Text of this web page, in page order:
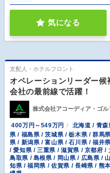
気になる
支配人・ホテルフロント
オペレーションリーダー
会社の最前線で活躍！
株式会社アコーディア・ゴル
400万円～549万円
北海道 / 青
県 / 福島県 / 茨城県 / 栃木県 / 群馬
県 / 新潟県 / 富山県 / 石川県 / 福井
/ 愛知県 / 三重県 / 滋賀県 / 京都府 /
鳥取県 / 島根県 / 岡山県 / 広島県 /
知県 / 福岡県 / 佐賀県 / 長崎県 / 熊